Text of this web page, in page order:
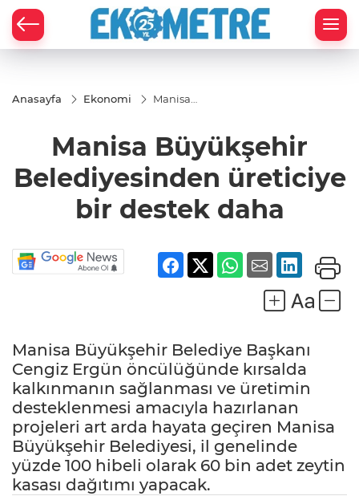
Anasayfa Ekonomi
Manisa
üreticiye bir
destek daha
Manisa Büyükşehir
Belediyesinden üreticiye
bir destek daha
Manisa Büyükşehir Belediye Başkanı
Cengiz Ergün öncülüğünde kırsalda
kalkınmanın sağlanması ve üretimin
desteklenmesi amacıyla hazırlanan
projeleri art arda hayata geçiren Manisa
Büyükşehir Belediyesi, il genelinde
yüzde 100 hibeli olarak 60 bin adet zeytin
kasası dağıtımı yapacak.